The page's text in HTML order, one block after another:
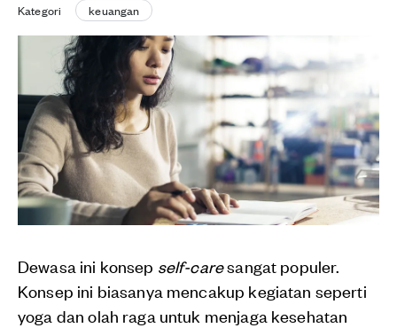
Kategori keuangan
Dewasa ini konsep self-caresangat populer.
Konsep ini biasanya mencakup kegiatan seperti
yoga dan olah raga untuk menjaga kesehatan